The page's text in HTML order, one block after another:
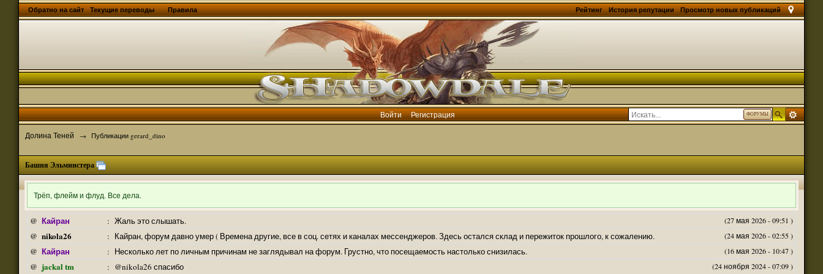
Просмотр новых публикаций
Обратно на сайт Текущие переводы История репутации
Рейтинг
Правила
ФОРУМЫ
Войти Регистрация
Долина Теней → Публикации gerard_dino
Башня Эльминстера
Трёп, флейм и флуд. Все дела.
@ Кайран : (27 мая 2026 - 09:51 )
Жаль это слышать.
@ nikola26 : (24 мая 2026 - 02:55 )
Кайран, форум давно умер ( Времена другие, все в соц. сетях и каналах мессенджеров. Здесь остался склад и пережиток прошлого, к сожалению.
@ Кайран : (16 мая 2026 - 10:47 )
Несколько лет по личным причинам не заглядывал на форум. Грустно, что посещаемость настолько снизилась.
@ jackal tm : (24 ноября 2024 - 07:09 )
@nikola26 спасибо